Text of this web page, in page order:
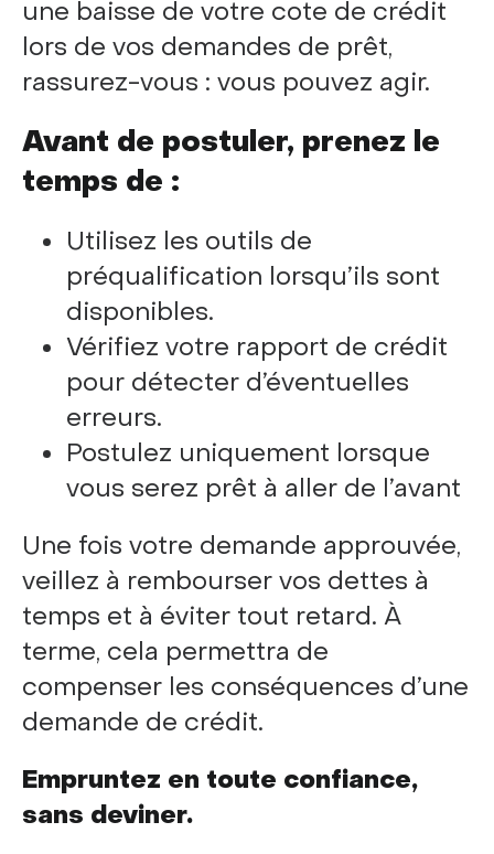
une baisse de votre cote de crédit
lors de vos demandes de prêt,
rassurez-vous : vous pouvez agir.
Avant de postuler, prenez le
temps de :
Utilisez les outils de
préqualification lorsqu’ils sont
disponibles.
Vérifiez votre rapport de crédit
pour détecter d’éventuelles
erreurs.
Postulez uniquement lorsque
vous serez prêt à aller de l’avant
Une fois votre demande approuvée,
veillez à rembourser vos dettes à
temps et à éviter tout retard. À
terme, cela permettra de
compenser les conséquences d’une
demande de crédit.
Empruntez en toute confiance,
sans deviner.